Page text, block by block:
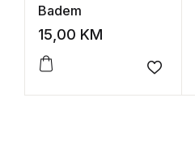
Badem
15,00 KM
Add